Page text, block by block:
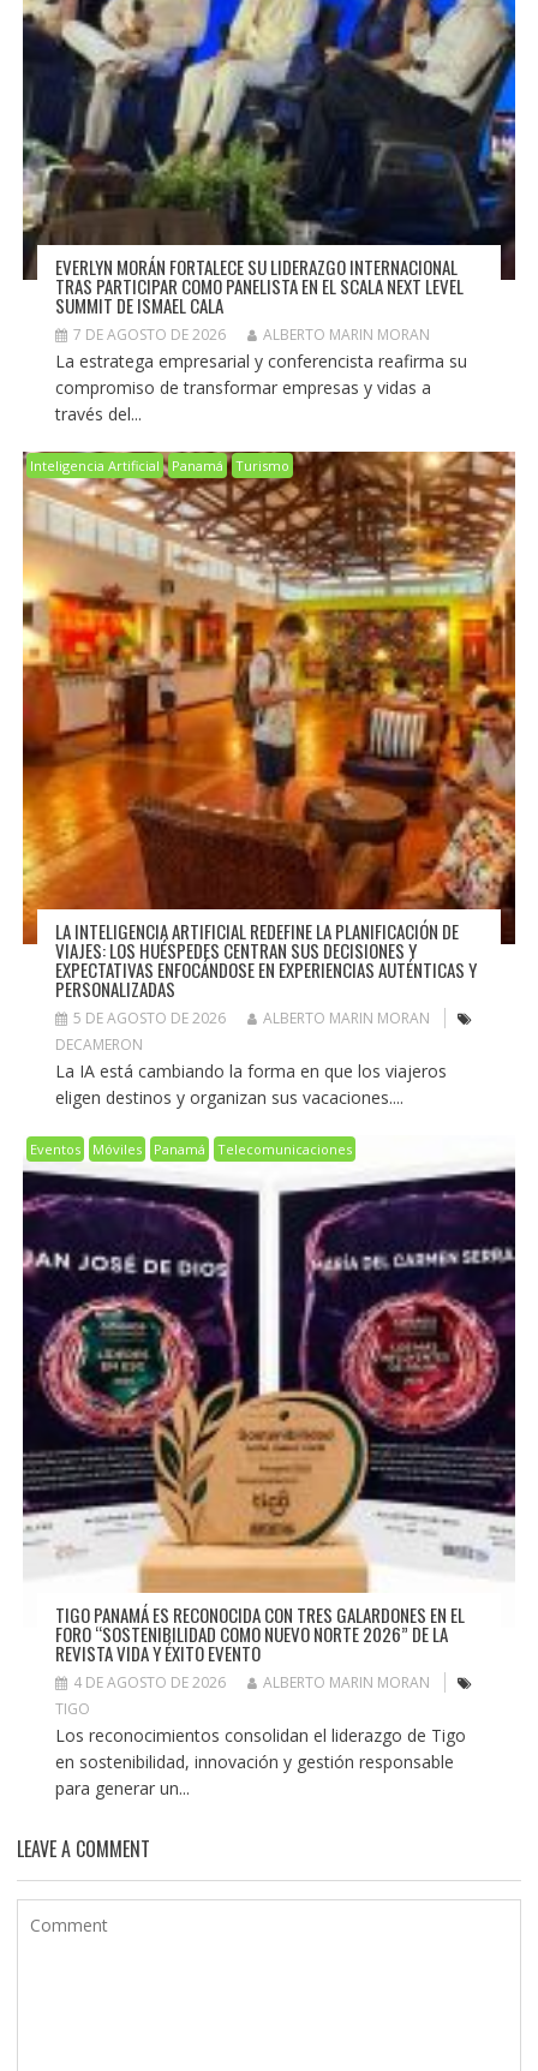
EVERLYN MORÁN FORTALECE SU LIDERAZGO INTERNACIONAL
TRAS PARTICIPAR COMO PANELISTA EN EL SCALA NEXT LEVEL
SUMMIT DE ISMAEL CALA
7 DE AGOSTO DE 2026 ALBERTO MARIN MORAN
La estratega empresarial y conferencista reafirma su
compromiso de transformar empresas y vidas a
través del...
Inteligencia Artificial Panamá Turismo
LA INTELIGENCIA ARTIFICIAL REDEFINE LA PLANIFICACIÓN DE
VIAJES: LOS HUÉSPEDES CENTRAN SUS DECISIONES Y
EXPECTATIVAS ENFOCÁNDOSE EN EXPERIENCIAS AUTÉNTICAS Y
PERSONALIZADAS
5 DE AGOSTO DE 2026
ALBERTO MARIN MORAN
DECAMERON
La IA está cambiando la forma en que los viajeros
eligen destinos y organizan sus vacaciones....
Eventos Móviles Panamá Telecomunicaciones
TIGO PANAMÁ ES RECONOCIDA CON TRES GALARDONES EN EL
FORO “SOSTENIBILIDAD COMO NUEVO NORTE 2026” DE LA
REVISTA VIDA Y ÉXITO EVENTO
4 DE AGOSTO DE 2026
ALBERTO MARIN MORAN
TIGO
Los reconocimientos consolidan el liderazgo de Tigo
en sostenibilidad, innovación y gestión responsable
para generar un...
LEAVE A COMMENT